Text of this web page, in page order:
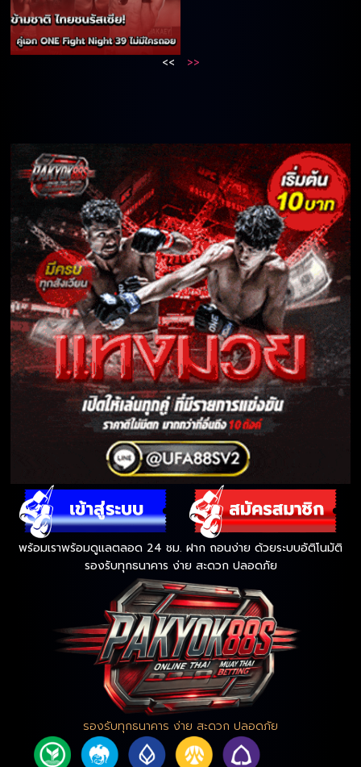
<< >>
พร้อมเราพร้อมดูแลตลอด 24 ชม. ฝาก ถอนง่าย ด้วยระบบอัติโนมัติ
รองรับทุกธนาคาร ง่าย สะดวก ปลอดภัย
รองรับทุกธนาคาร ง่าย สะดวก ปลอดภัย